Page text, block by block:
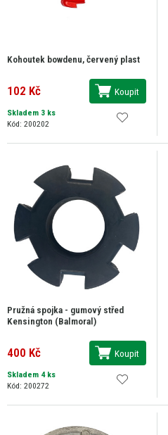
Kohoutek bowdenu, červený plast
102 Kč Koupit
Skladem 3 ks
Kód: 200202
Pružná spojka - gumový střed
Kensington (Balmoral)
400 Kč Koupit
Skladem 4 ks
Kód: 200272